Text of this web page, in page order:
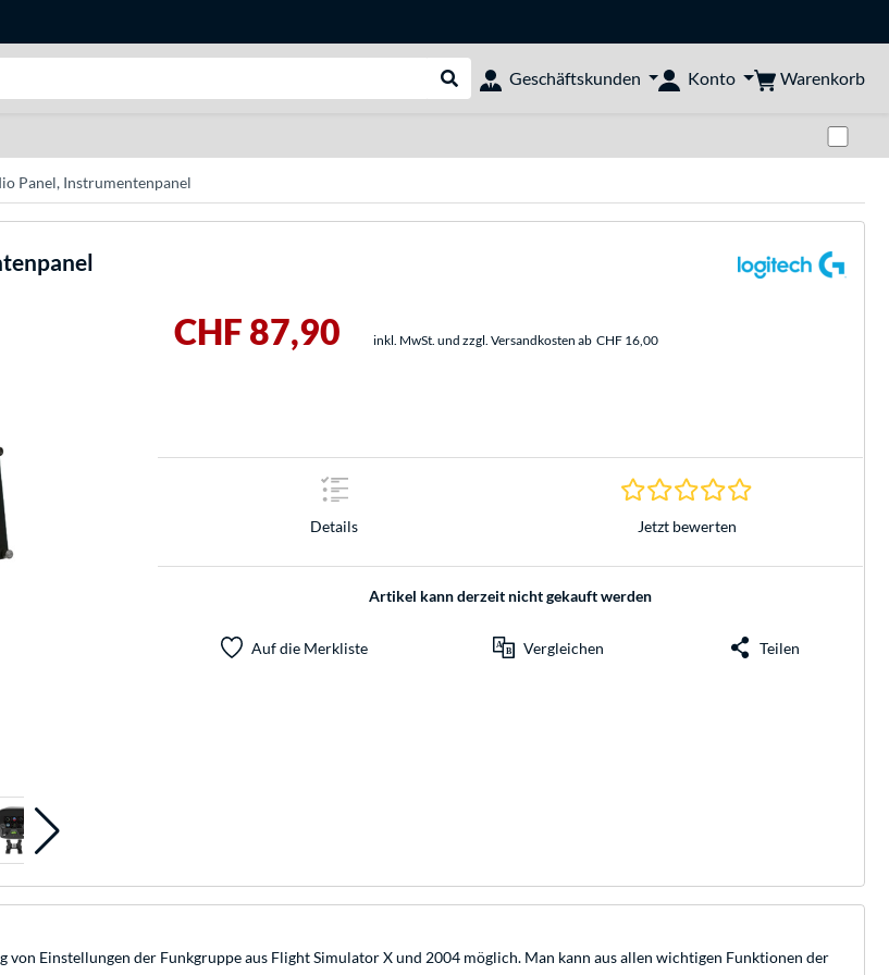
Suche durchführen
Geschäftskunden Konto Warenkorb
Panel, Instrumentenpanel
CHF 87,90 inkl. MwSt. und zzgl. Versandkosten ab CHF 16,00
Details
0.0 Sterne bei 0
Jetzt bewerten
Artikel kann derzeit nicht gekauft werden
Auf die Merkliste Vergleichen Teilen
von Einstellungen der Funkgruppe aus Flight Simulator X und 2004 möglich. Man kann aus allen wichtigen Funktionen der